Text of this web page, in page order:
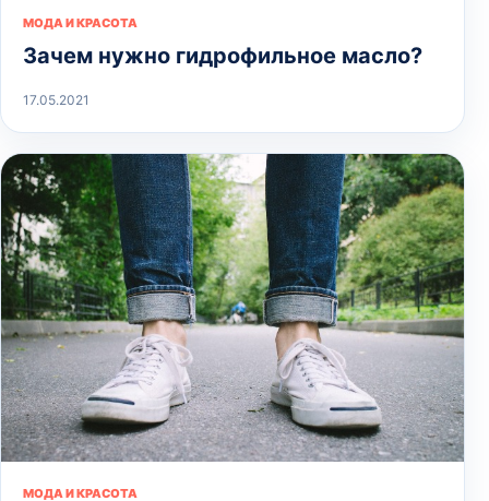
МОДА И КРАСОТА
Зачем нужно гидрофильное масло?
17.05.2021
МОДА И КРАСОТА